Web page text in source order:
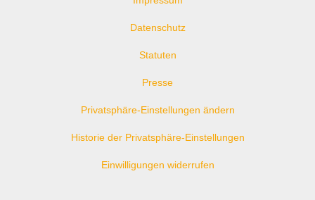
Datenschutz
Statuten
Presse
Privatsphäre-Einstellungen ändern
Historie der Privatsphäre-Einstellungen
Einwilligungen widerrufen